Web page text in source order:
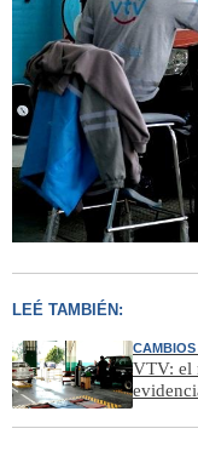
LEÉ TAMBIÉN:
VTV: el